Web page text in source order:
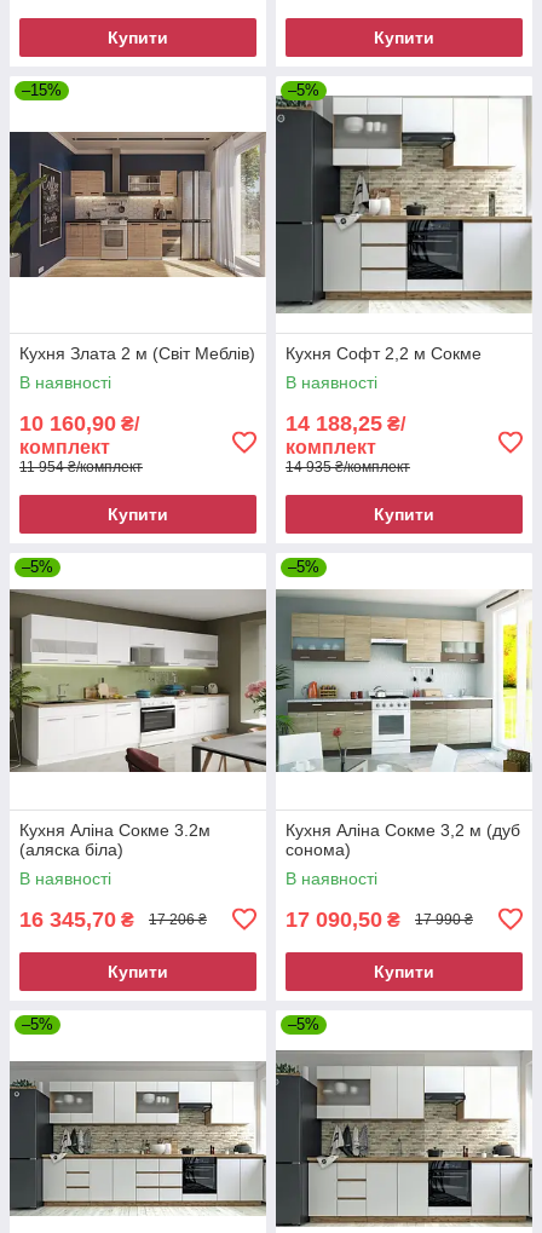
Купити Купити
–15%
Кухня Злата 2 м (Світ Меблів)
В наявності
10 160,90 ₴/
комплект
11 954 ₴/комплект
Купити
–5%
Кухня Софт 2,2 м Сокме
В наявності
14 188,25 ₴/
комплект
14 935 ₴/комплект
Купити
–5%
Кухня Аліна Сокме 3.2м
(аляска біла)
В наявності
16 345,70 ₴ 17 206 ₴
Купити
–5%
Кухня Аліна Сокме 3,2 м (дуб
сонома)
В наявності
17 090,50 ₴ 17 990 ₴
Купити
–5% –5%